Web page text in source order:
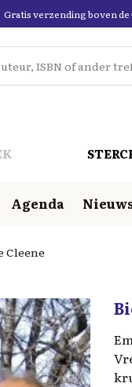
Gratis verzending boven de
Agenda
Cleene